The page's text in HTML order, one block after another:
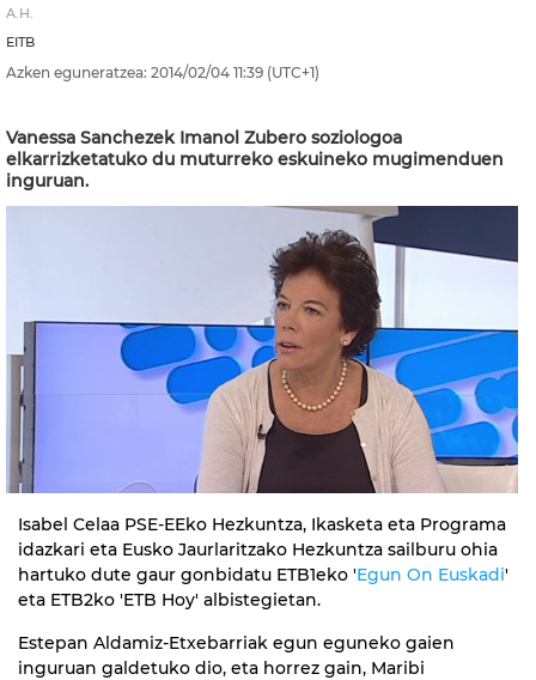
A.H.
EITB
Azken eguneratzea: 2014/02/04 11:39 (UTC+1)
Vanessa Sanchezek Imanol Zubero soziologoa
elkarrizketatuko du muturreko eskuineko mugimenduen
inguruan.
Isabel Celaa PSE-EEko Hezkuntza, Ikasketa eta Programa
idazkari eta Eusko Jaurlaritzako Hezkuntza sailburu ohia
hartuko dute gaur gonbidatu ETB1eko 'Egun On Euskadi'
eta ETB2ko 'ETB Hoy' albistegietan.
Estepan Aldamiz-Etxebarriak egun eguneko gaien
inguruan galdetuko dio, eta horrez gain, Maribi